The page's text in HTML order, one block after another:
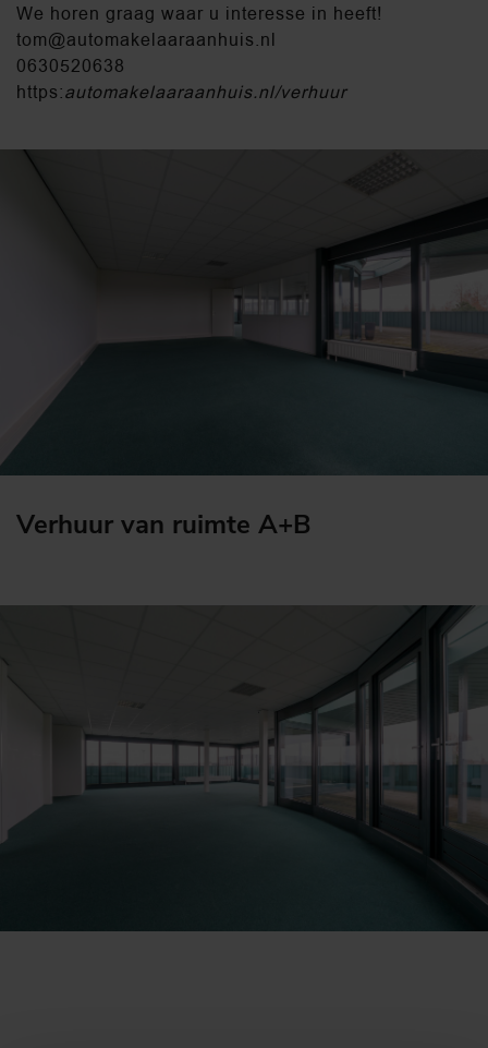
We horen graag waar u interesse in heeft!
tom@automakelaaraanhuis.nl
0630520638
https:automakelaaraanhuis.nl/verhuur
Verhuur van ruimte A+B